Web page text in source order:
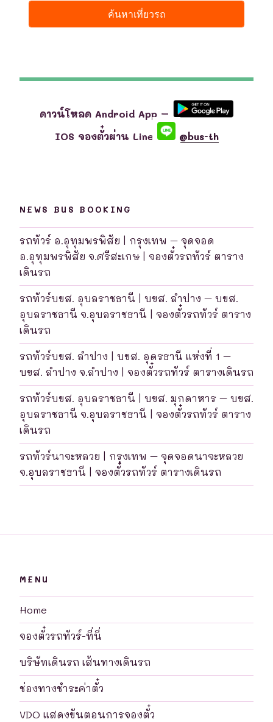
ดาวน์โหลด Android App –
IOS จองตั๋วผ่าน Line
@bus-th
NEWS BUS BOOKING
รถทัวร์ อ.อุทุมพรพิสัย | กรุงเทพ – จุดจอด
อ.อุทุมพรพิสัย จ.ศรีสะเกษ | จองตั๋วรถทัวร์ ตาราง
เดินรถ
รถทัวร์บขส. อุบลราชธานี | บขส. ลำปาง – บขส.
อุบลราชธานี จ.อุบลราชธานี | จองตั๋วรถทัวร์ ตาราง
เดินรถ
รถทัวร์บขส. ลำปาง | บขส. อุดรธานี แห่งที่ 1 –
บขส. ลำปาง จ.ลำปาง | จองตั๋วรถทัวร์ ตารางเดินรถ
รถทัวร์บขส. อุบลราชธานี | บขส. มุกดาหาร – บขส.
อุบลราชธานี จ.อุบลราชธานี | จองตั๋วรถทัวร์ ตาราง
เดินรถ
รถทัวร์นาจะหลวย | กรุงเทพ – จุดจอดนาจะหลวย
จ.อุบลราชธานี | จองตั๋วรถทัวร์ ตารางเดินรถ
MENU
Home
จองตั๋วรถทัวร์-ที่นี่
บริษัทเดินรถ เส้นทางเดินรถ
ช่องทางชำระค่าตั๋ว
VDO แสดงขันตอนการจองตั๋ว